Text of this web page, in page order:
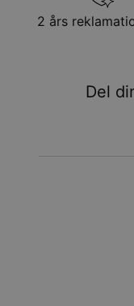
Hastelevering
Du vil ikke blive
Vær opmærksom
2 års
Del